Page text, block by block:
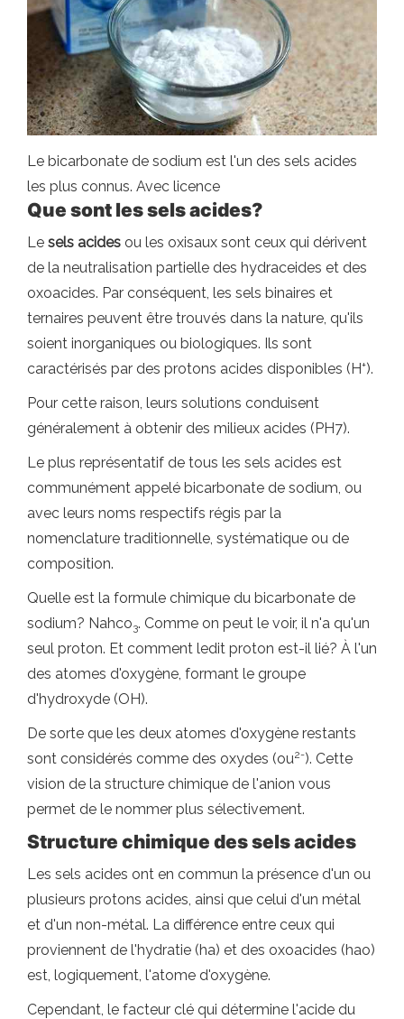
Le bicarbonate de sodium est l'un des sels acides
les plus connus. Avec licence
Que sont les sels acides?
Le sels acides ou les oxisaux sont ceux qui dérivent
de la neutralisation partielle des hydraceides et des
oxoacides. Par conséquent, les sels binaires et
ternaires peuvent être trouvés dans la nature, qu'ils
soient inorganiques ou biologiques. Ils sont
caractérisés par des protons acides disponibles (H+).
Pour cette raison, leurs solutions conduisent
généralement à obtenir des milieux acides (PH7).
Le plus représentatif de tous les sels acides est
communément appelé bicarbonate de sodium, ou
avec leurs noms respectifs régis par la
nomenclature traditionnelle, systématique ou de
composition.
Quelle est la formule chimique du bicarbonate de
sodium? Nahco3. Comme on peut le voir, il n'a qu'un
seul proton. Et comment ledit proton est-il lié? À l'un
des atomes d'oxygène, formant le groupe
d'hydroxyde (OH).
De sorte que les deux atomes d'oxygène restants
sont considérés comme des oxydes (ou2-). Cette
vision de la structure chimique de l'anion vous
permet de le nommer plus sélectivement.
Structure chimique des sels acides
Les sels acides ont en commun la présence d'un ou
plusieurs protons acides, ainsi que celui d'un métal
et d'un non-métal. La différence entre ceux qui
proviennent de l'hydratie (ha) et des oxoacides (hao)
est, logiquement, l'atome d'oxygène.
Cependant, le facteur clé qui détermine l'acide du